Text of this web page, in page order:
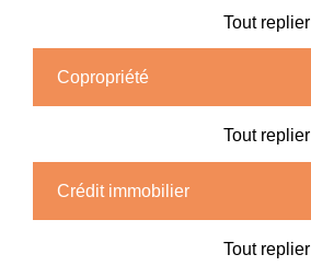
Tout replier
Copropriété
Tout replier
Crédit immobilier
Tout replier